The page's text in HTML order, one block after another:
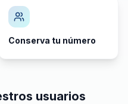
Conserva tu número
usuarios